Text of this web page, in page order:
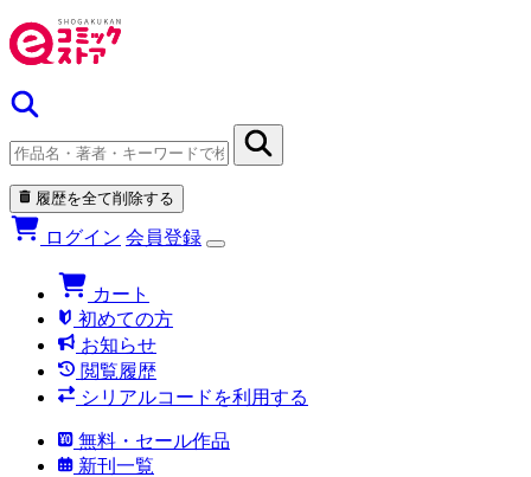
履歴を全て削除する
ログイン 会員登録
カート
初めての方
お知らせ
閲覧履歴
シリアルコードを利用する
無料・セール作品
新刊一覧